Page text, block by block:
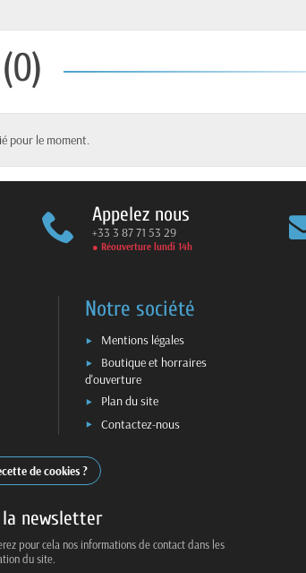
pour le moment.
Appelez nous
+33 3 87 71 53 29
● Réouverture lundi 14h
Notre société
Mentions légales
Boutique et horraires
d'ouverture
Plan du site
Contactez-nous
de cookies ?
newsletter
pour cela nos informations de contact dans les
du site.